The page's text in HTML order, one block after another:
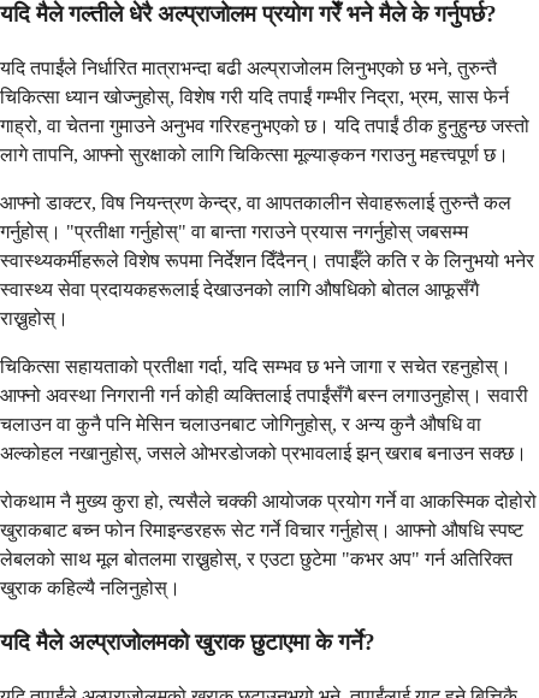
यदि मैले गल्तीले धेरै अल्प्राजोलम प्रयोग गरेँ भने मैले के गर्नुपर्छ?
यदि तपाईंले निर्धारित मात्राभन्दा बढी अल्प्राजोलम लिनुभएको छ भने, तुरुन्तै
चिकित्सा ध्यान खोज्नुहोस्, विशेष गरी यदि तपाईं गम्भीर निद्रा, भ्रम, सास फेर्न
गाह्रो, वा चेतना गुमाउने अनुभव गरिरहनुभएको छ। यदि तपाईं ठीक हुनुहुन्छ जस्तो
लागे तापनि, आफ्नो सुरक्षाको लागि चिकित्सा मूल्याङ्कन गराउनु महत्त्वपूर्ण छ।
आफ्नो डाक्टर, विष नियन्त्रण केन्द्र, वा आपतकालीन सेवाहरूलाई तुरुन्तै कल
गर्नुहोस्। "प्रतीक्षा गर्नुहोस्" वा बान्ता गराउने प्रयास नगर्नुहोस् जबसम्म
स्वास्थ्यकर्मीहरूले विशेष रूपमा निर्देशन दिँदैनन्। तपाईँले कति र के लिनुभयो भनेर
स्वास्थ्य सेवा प्रदायकहरूलाई देखाउनको लागि औषधिको बोतल आफूसँगै
राख्नुहोस्।
चिकित्सा सहायताको प्रतीक्षा गर्दा, यदि सम्भव छ भने जागा र सचेत रहनुहोस्।
आफ्नो अवस्था निगरानी गर्न कोही व्यक्तिलाई तपाईंसँगै बस्न लगाउनुहोस्। सवारी
चलाउन वा कुनै पनि मेसिन चलाउनबाट जोगिनुहोस्, र अन्य कुनै औषधि वा
अल्कोहल नखानुहोस्, जसले ओभरडोजको प्रभावलाई झन् खराब बनाउन सक्छ।
रोकथाम नै मुख्य कुरा हो, त्यसैले चक्की आयोजक प्रयोग गर्ने वा आकस्मिक दोहोरो
खुराकबाट बच्न फोन रिमाइन्डरहरू सेट गर्ने विचार गर्नुहोस्। आफ्नो औषधि स्पष्ट
लेबलको साथ मूल बोतलमा राख्नुहोस्, र एउटा छुटेमा "कभर अप" गर्न अतिरिक्त
खुराक कहिल्यै नलिनुहोस्।
यदि मैले अल्प्राजोलमको खुराक छुटाएमा के गर्ने?